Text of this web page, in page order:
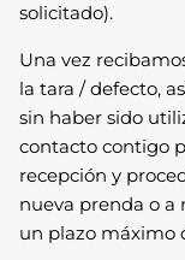
solicitado).
Una vez
la tara / defecto,
sin haber sido
contacto contigo
recepción y
nueva prenda o a
un plazo máximo